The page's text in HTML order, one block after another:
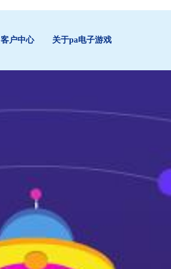
客户中心 关于pa电子游戏